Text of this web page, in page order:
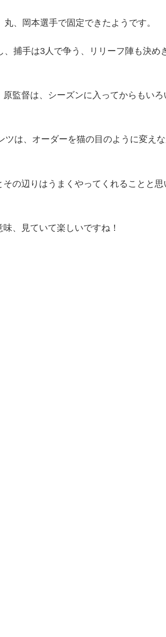
、岡本選手で固定できたようです。
捕手は3人で争う、リリーフ陣も決め
監督は、シーズンに入ってからもいろ
ツは、オーダーを猫の目のように変え
の辺りはうまくやってくれることと思
、見ていて楽しいですね！